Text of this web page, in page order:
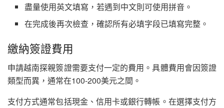
盡量使用英文填寫，若遇到中文則可使用拼音。
在完成後再次檢查，確認所有必填字段已填寫完整。
繳納簽證費用
申請越南探親簽證需要支付一定的費用。具體費用會因簽證
類型而異，通常在100-200美元之間。
支付方式通常包括現金、信用卡或銀行轉帳。在選擇支付方